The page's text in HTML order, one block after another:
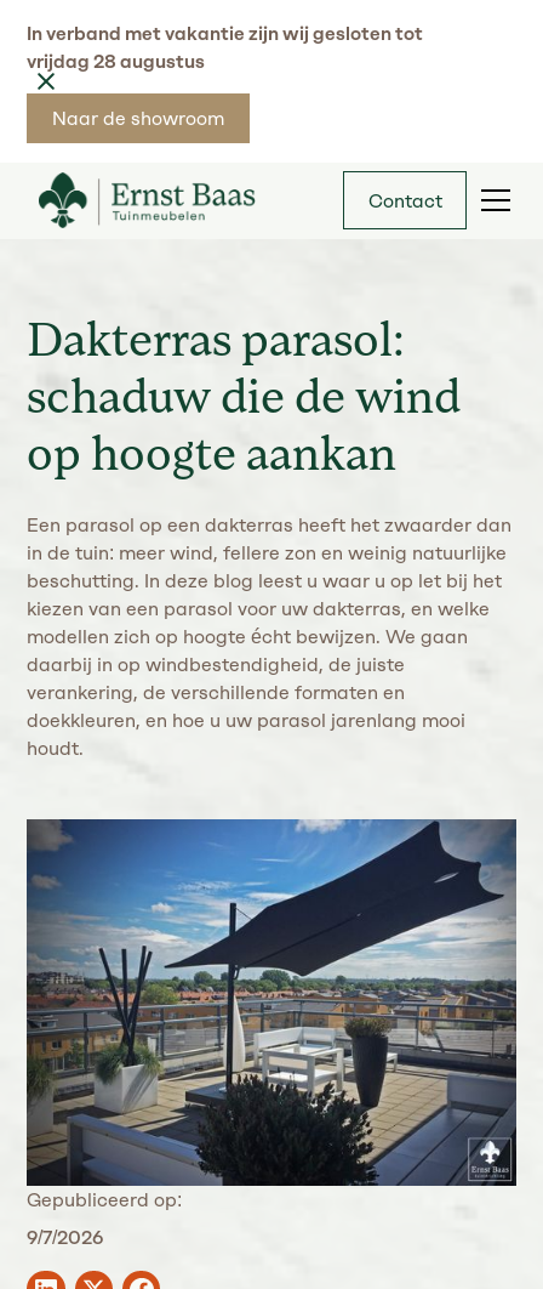
In verband met vakantie zijn wij gesloten tot
vrijdag 28 augustus
Naar de showroom
Contact
Dakterras parasol:
schaduw die de wind
op hoogte aankan
Een parasol op een dakterras heeft het zwaarder dan
in de tuin: meer wind, fellere zon en weinig natuurlijke
beschutting. In deze blog leest u waar u op let bij het
kiezen van een parasol voor uw dakterras, en welke
modellen zich op hoogte écht bewijzen. We gaan
daarbij in op windbestendigheid, de juiste
verankering, de verschillende formaten en
doekkleuren, en hoe u uw parasol jarenlang mooi
houdt.
Gepubliceerd op:
9/7/2026